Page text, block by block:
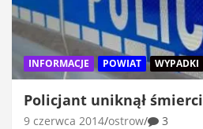
INFORMACJE POWIAT WYPADKI
Policjant uniknął śmierci
9 czerwca 2014 ostrow 3